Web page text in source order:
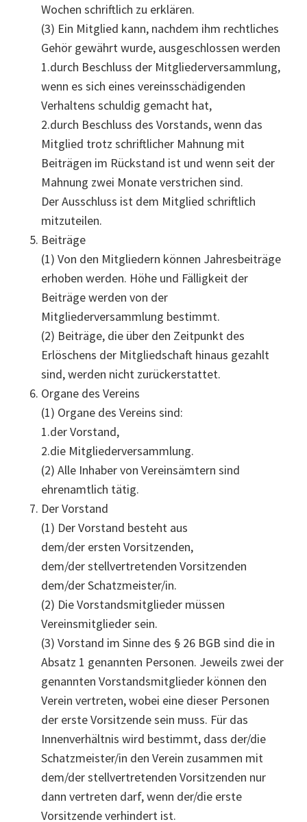
Wochen schriftlich zu erklären.
(3) Ein Mitglied kann, nachdem ihm rechtliches
Gehör gewährt wurde, ausgeschlossen werden
1.durch Beschluss der Mitgliederversammlung,
wenn es sich eines vereinsschädigenden
Verhaltens schuldig gemacht hat,
2.durch Beschluss des Vorstands, wenn das
Mitglied trotz schriftlicher Mahnung mit
Beiträgen im Rückstand ist und wenn seit der
Mahnung zwei Monate verstrichen sind.
Der Ausschluss ist dem Mitglied schriftlich
mitzuteilen.
Beiträge
(1) Von den Mitgliedern können Jahresbeiträge
erhoben werden. Höhe und Fälligkeit der
Beiträge werden von der
Mitgliederversammlung bestimmt.
(2) Beiträge, die über den Zeitpunkt des
Erlöschens der Mitgliedschaft hinaus gezahlt
sind, werden nicht zurückerstattet.
Organe des Vereins
(1) Organe des Vereins sind:
1.der Vorstand,
2.die Mitgliederversammlung.
(2) Alle Inhaber von Vereinsämtern sind
ehrenamtlich tätig.
Der Vorstand
(1) Der Vorstand besteht aus
dem/der ersten Vorsitzenden,
dem/der stellvertretenden Vorsitzenden
dem/der Schatzmeister/in.
(2) Die Vorstandsmitglieder müssen
Vereinsmitglieder sein.
(3) Vorstand im Sinne des § 26 BGB sind die in
Absatz 1 genannten Personen. Jeweils zwei der
genannten Vorstandsmitglieder können den
Verein vertreten, wobei eine dieser Personen
der erste Vorsitzende sein muss. Für das
Innenverhältnis wird bestimmt, dass der/die
Schatzmeister/in den Verein zusammen mit
dem/der stellvertretenden Vorsitzenden nur
dann vertreten darf, wenn der/die erste
Vorsitzende verhindert ist.